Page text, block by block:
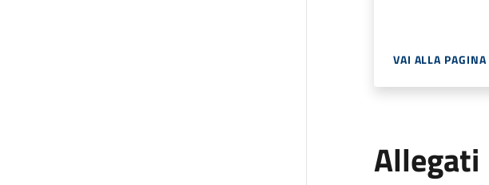
VAI ALLA PAGINA
Allegati